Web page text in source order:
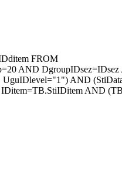
FROM
AND
AND
AND